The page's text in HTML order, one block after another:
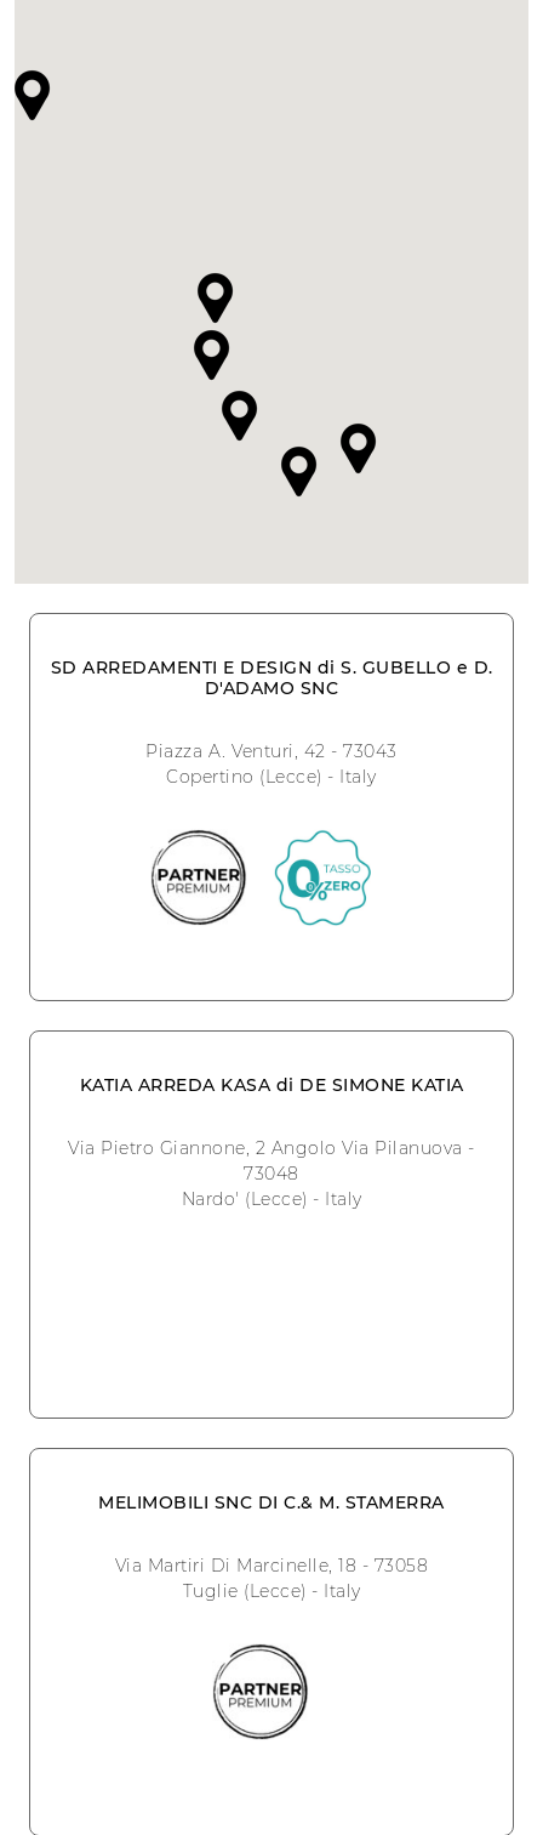
SD ARREDAMENTI E DESIGN di S. GUBELLO e D.
D'ADAMO SNC
Piazza A. Venturi, 42 - 73043
Copertino (Lecce) - Italy
KATIA ARREDA KASA di DE SIMONE KATIA
Via Pietro Giannone, 2 Angolo Via Pilanuova -
73048
Nardo' (Lecce) - Italy
MELIMOBILI SNC DI C.& M. STAMERRA
Via Martiri Di Marcinelle, 18 - 73058
Tuglie (Lecce) - Italy